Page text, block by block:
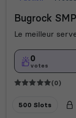
Bugrock SMP
Le meilleur
0
votes
(0)
500 Slots